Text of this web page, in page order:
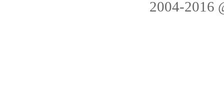
2004-2016